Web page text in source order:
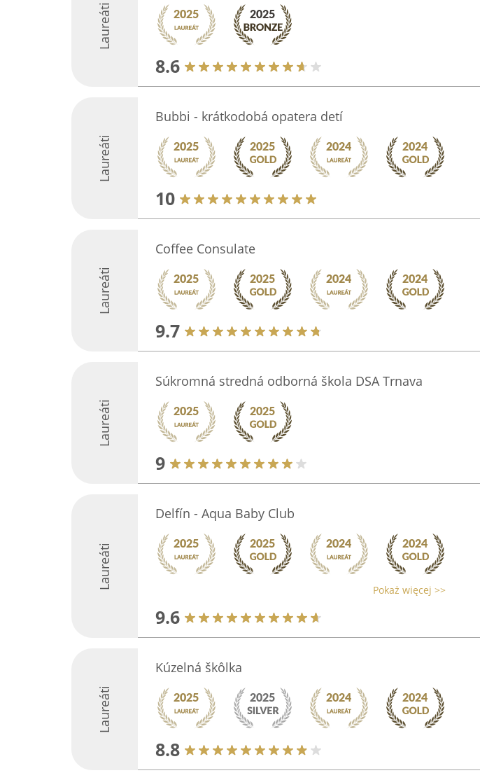
Laureáti
8.6
Laureáti
Bubbi - krátkodobá opatera detí
10
Laureáti
Coffee Consulate
9.7
Laureáti
Súkromná stredná odborná škola DSA Trnava
9
Laureáti
Delfín - Aqua Baby Club
Pokaż więcej >>
9.6
Laureáti
Kúzelná škôlka
8.8